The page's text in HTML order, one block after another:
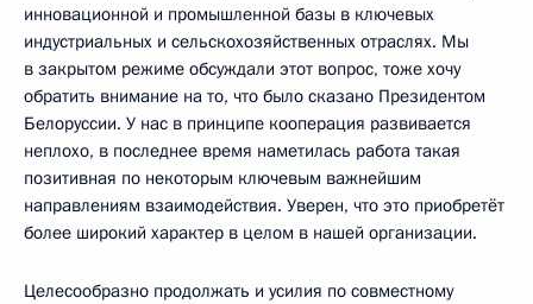
инновационной и промышленной базы в ключевых
индустриальных и сельскохозяйственных отраслях. Мы
в закрытом режиме обсуждали этот вопрос, тоже хочу
обратить внимание на то, что было сказано Президентом
Белоруссии. У нас в принципе кооперация развивается
неплохо, в последнее время наметилась работа такая
позитивная по некоторым ключевым важнейшим
направлениям взаимодействия. Уверен, что это приобретёт
более широкий характер в целом в нашей организации.
Целесообразно продолжать и усилия по совместному